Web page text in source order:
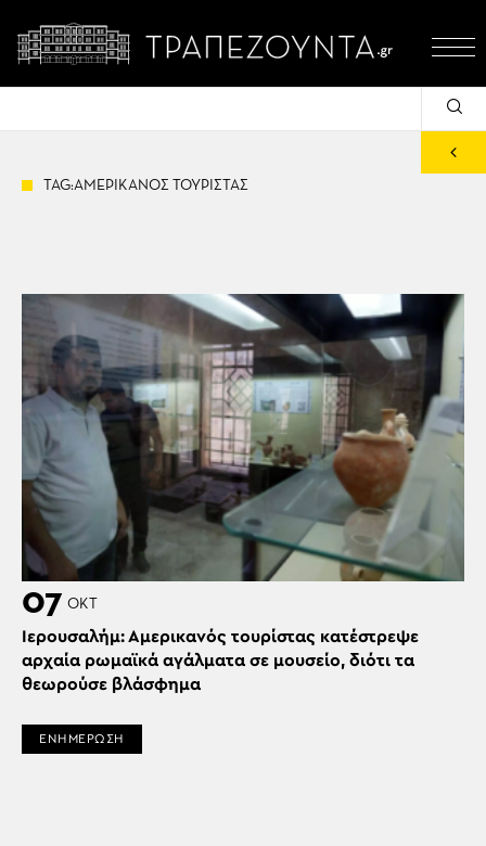
TAG:ΑΜΕΡΙΚΑΝΟΣ ΤΟΥΡΙΣΤΑΣ
07 ΟΚΤ
Ιερουσαλήμ: Αμερικανός τουρίστας κατέστρεψε
αρχαία ρωμαϊκά αγάλματα σε μουσείο, διότι τα
θεωρούσε βλάσφημα
ΕΝΗΜΕΡΩΣΗ